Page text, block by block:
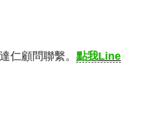
仁顧問聯繫。點我Line